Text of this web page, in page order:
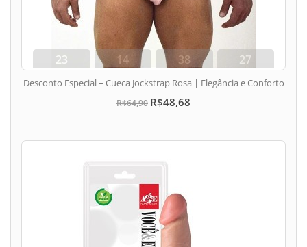
23
dias
14
hora
38
min
26
seg
Desconto Especial – Cueca Jockstrap Rosa | Elegância e Conforto
R$64,90 R$48,68